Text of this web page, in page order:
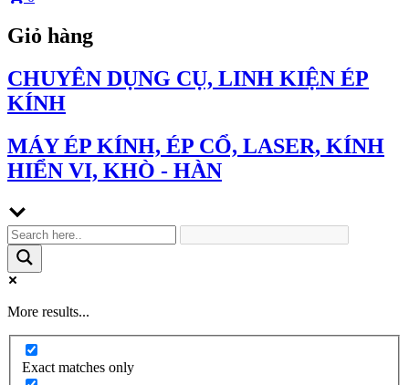
Giỏ hàng
CHUYÊN DỤNG CỤ, LINH KIỆN ÉP
KÍNH
MÁY ÉP KÍNH, ÉP CỔ, LASER, KÍNH
HIỂN VI, KHÒ - HÀN
More results...
Exact matches only